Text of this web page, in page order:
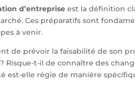
d’entreprise est la définition
Ces préparatifs sont
à venir.
de prévoir la faisabilité de son
Risque-t-il de connaître des
est-elle régie de manière